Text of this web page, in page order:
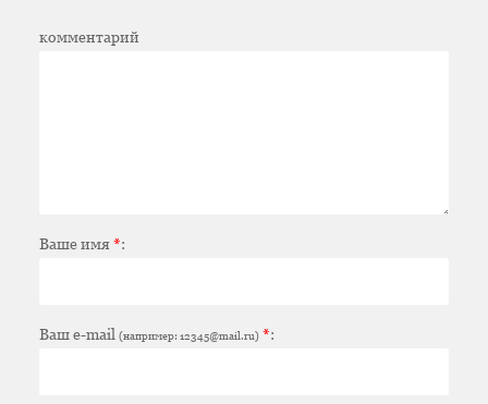
комментарий
Ваше имя*:
Ваш e-mail (например: 12345@mail.ru) *: